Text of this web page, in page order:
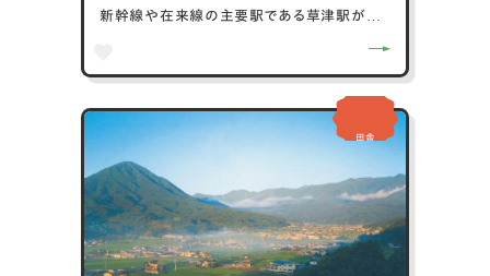
新幹線や在来線の主要駅である草津駅があ
に広がる琵琶湖博物館は、琵琶湖の自然や歴
史を学べる施設として人気です。毎年11月に
開催される草津宿場まつりでは、歴史絵巻や
パレードが見られ、多くの観光客が訪れます。
市内には多くの公園や温泉施設があり、リラ
ックスできる環境も整っています。草津市は、
歴史と現代が融合した街並みと、豊かな自然
田舎